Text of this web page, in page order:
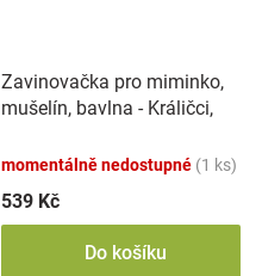
Zavinovačka pro miminko,
mušelín, bavlna - Králičci,
momentálně nedostupné (1 ks)
539 Kč
Do košíku